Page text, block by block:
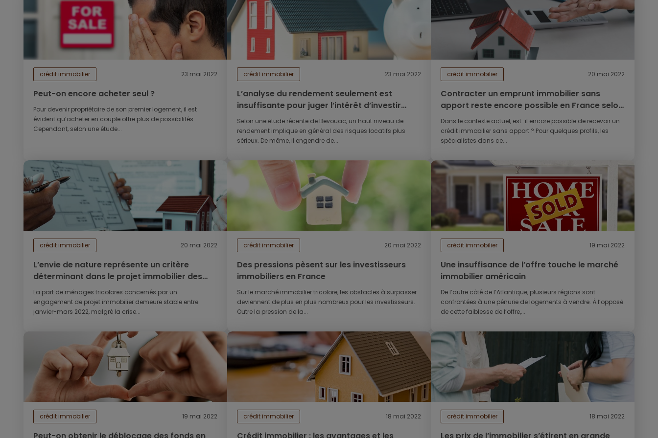
crédit immobilier 23 mai 2022
Peut-on encore acheter seul ?
Pour devenir propriétaire de son premier logement, il est
évident qu’acheter en couple offre plus de possibilités.
Cependant, selon une étude...
crédit immobilier 23 mai 2022
L’analyse du rendement seulement est
insuffisante pour juger l’intérêt d’investir
dans un projet locatif
Selon une étude récente de Bevouac, un haut niveau de
rendement implique en général des risques locatifs plus
sérieux. De même, il engendre de...
crédit immobilier 20 mai 2022
Contracter un emprunt immobilier sans
apport reste encore possible en France selon
les cas
Dans le contexte actuel, est-il encore possible de recevoir un
crédit immobilier sans apport ? Pour quelques profils, les
spécialistes dans ce...
crédit immobilier 20 mai 2022
L’envie de nature représente un critère
déterminant dans le projet immobilier des
Français
La part de ménages tricolores concernés par un
engagement de projet immobilier demeure stable entre
janvier-mars 2022, malgré la crise...
crédit immobilier 20 mai 2022
Des pressions pèsent sur les investisseurs
immobiliers en France
Sur le marché immobilier tricolore, les obstacles à surpasser
deviennent de plus en plus nombreux pour les investisseurs.
Outre la pression de la...
crédit immobilier 19 mai 2022
Une insuffisance de l’offre touche le marché
immobilier américain
De l’autre côté de l’Atlantique, plusieurs régions sont
confrontées à une pénurie de logements à vendre. À l’opposé
de cette faiblesse de l’offre,...
crédit immobilier 19 mai 2022 crédit immobilier 18 mai 2022 crédit immobilier 18 mai 2022